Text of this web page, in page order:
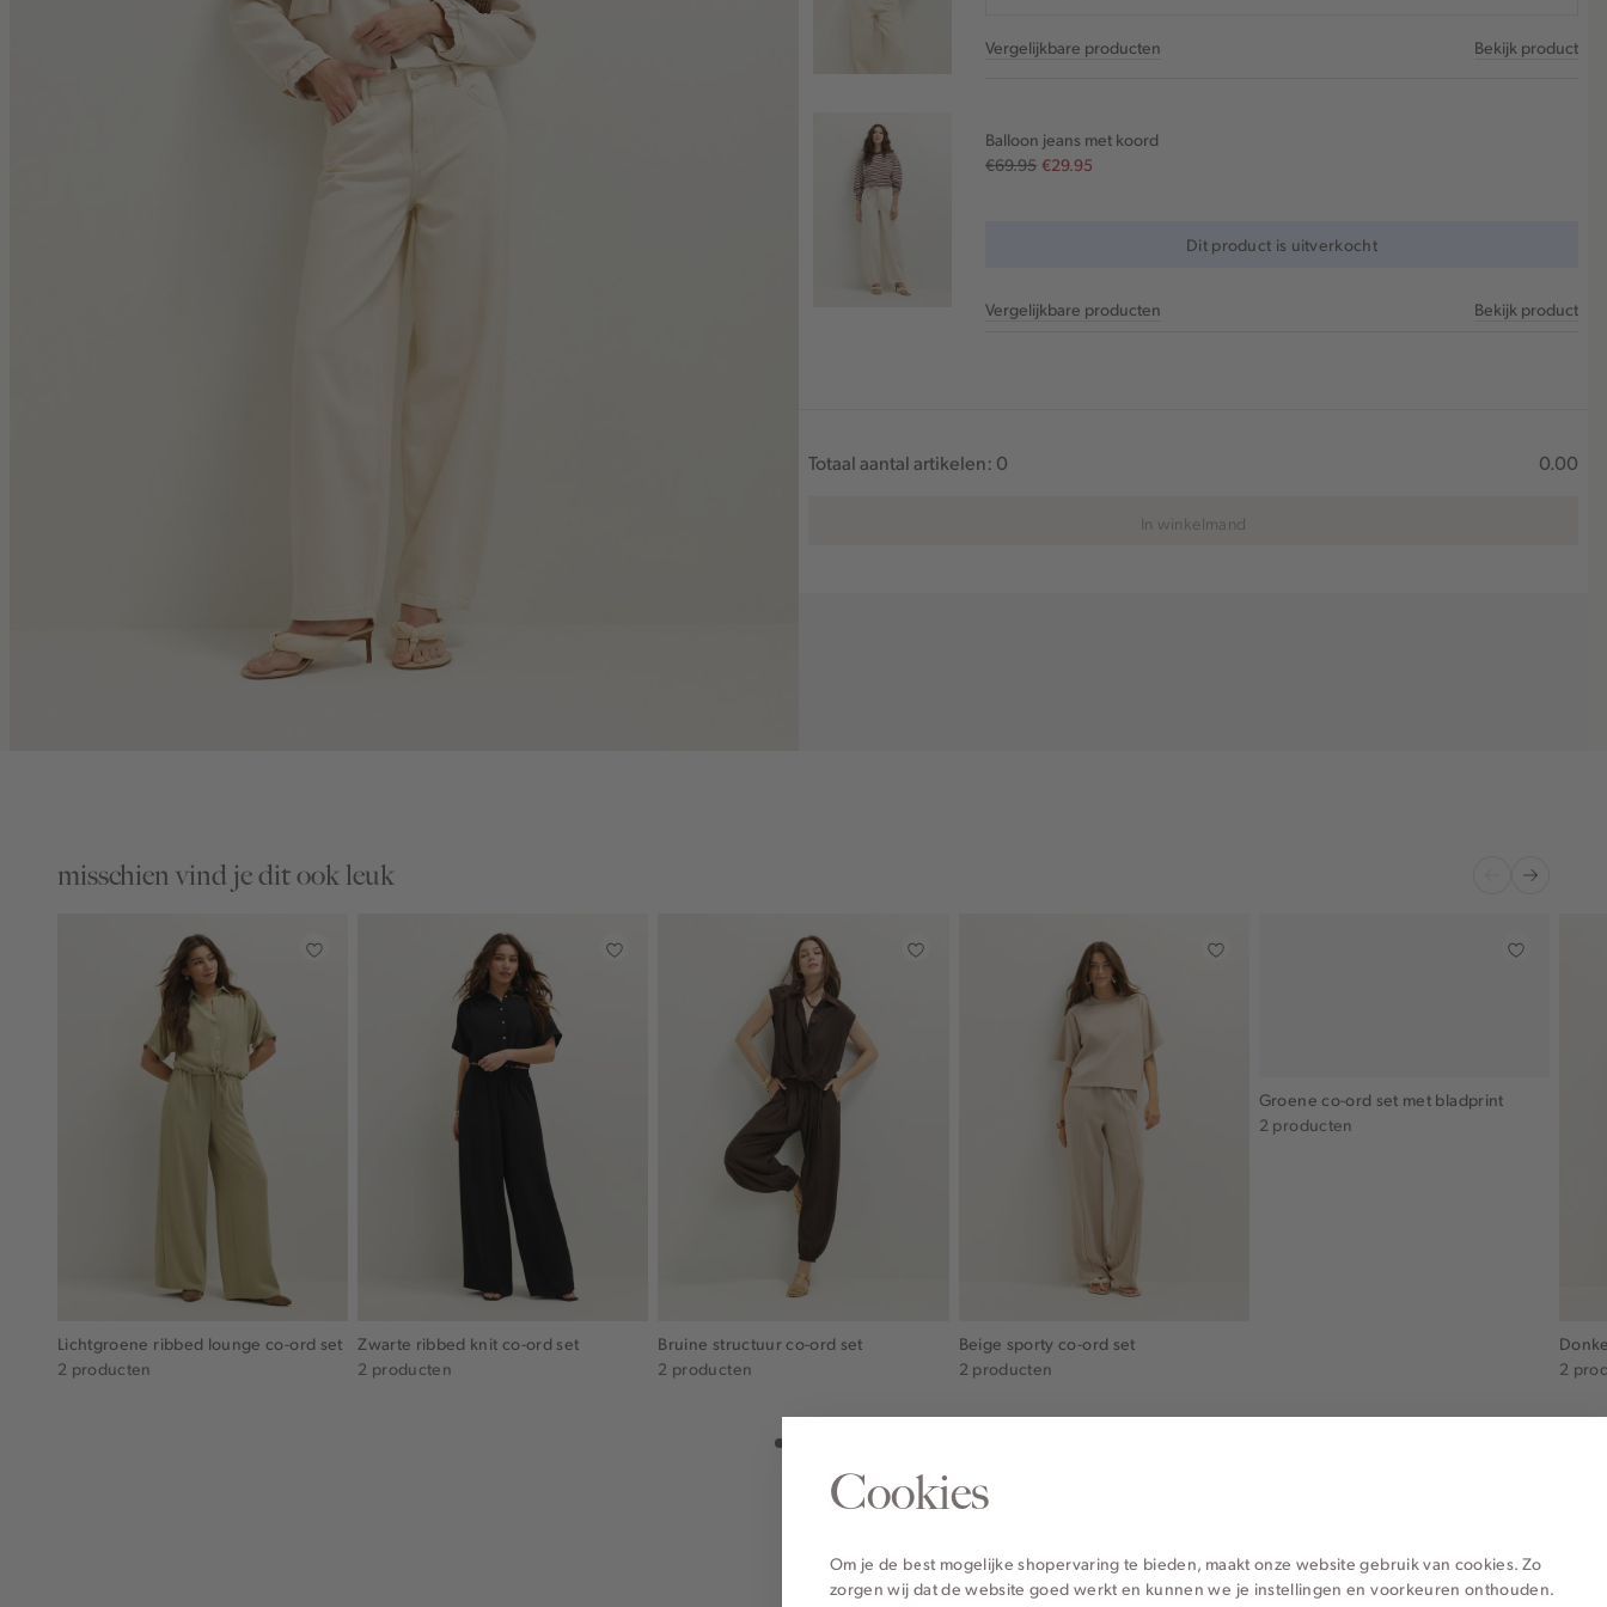
Vergelijkbare producten Bekijk product
Balloon jeans met koord
€69.95 €29.95
Dit product is uitverkocht
Vergelijkbare producten Bekijk product
Totaal aantal artikelen: 0 0.00
In winkelmand
misschien vind je dit ook leuk
Lichtgroene ribbed lounge co-ord set
2 producten
Zwarte ribbed knit co-ord set
2 producten
Bruine structuur co-ord set
2 producten
Beige sporty co-ord set
2 producten
2
Cookies
Om je de best mogelijke shopervaring te bieden, maakt onze website gebruik van cookies. Zo
zorgen wij dat de website goed werkt en kunnen we je instellingen en voorkeuren onthouden.